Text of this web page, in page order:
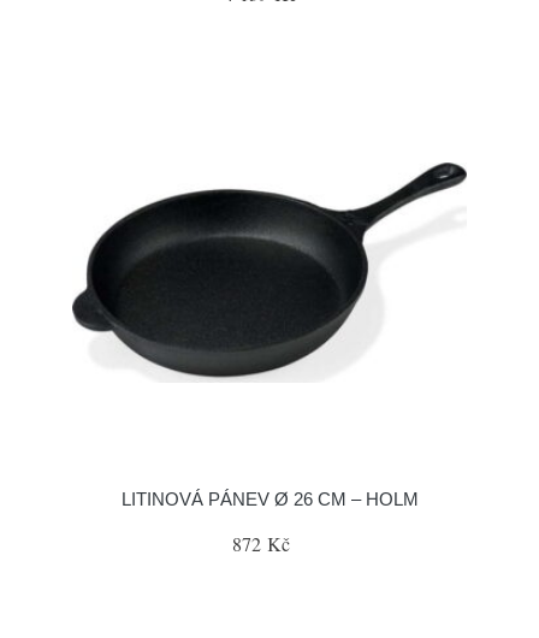
LITINOVÁ PÁNEV Ø 26 CM – HOLM
872 Kč